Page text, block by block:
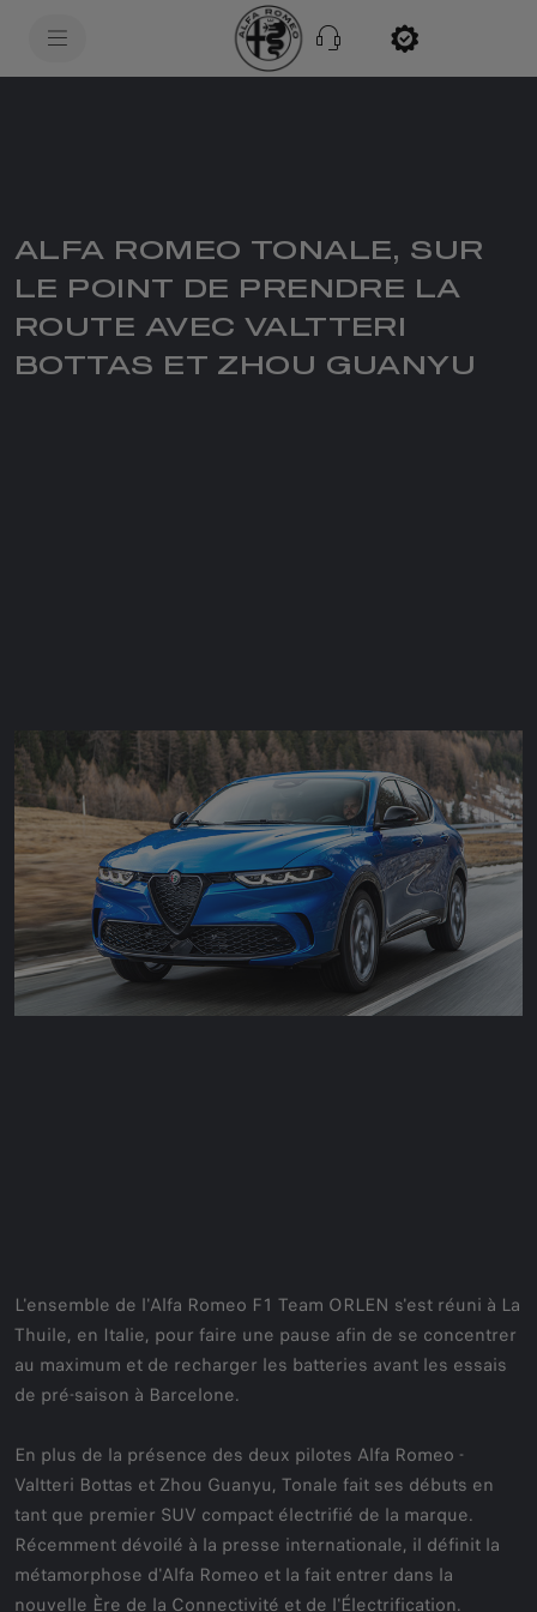
ALFA ROMEO TONALE, SUR
LE POINT DE PRENDRE LA
ROUTE AVEC VALTTERI
BOTTAS ET ZHOU GUANYU
L'ensemble de l'Alfa Romeo F1 Team ORLEN s'est réuni à La
Thuile, en Italie, pour faire une pause afin de se concentrer
au maximum et de recharger les batteries avant les essais
de pré-saison à Barcelone.
En plus de la présence des deux pilotes Alfa Romeo -
Valtteri Bottas et Zhou Guanyu, Tonale fait ses débuts en
tant que premier SUV compact électrifié de la marque.
Récemment dévoilé à la presse internationale, il définit la
métamorphose d'Alfa Romeo et la fait entrer dans la
nouvelle Ère de la Connectivité et de l'Électrification.